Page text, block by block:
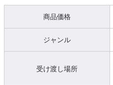
商品価格
ジャンル
受け渡し場所